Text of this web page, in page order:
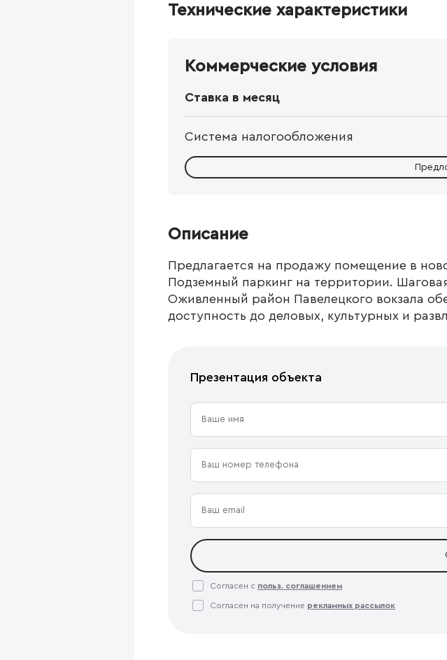
Технические характеристики
Коммерческие условия
Ставка в месяц
Система налогообложения
Описание
Предлагается на продажу помещение в
Подземный паркинг на территории.
Оживленный район Павелецкого вокзала
доступность до деловых, культурных и
Презентация объекта
Согласен с польз. соглашением
Согласен на получение рекламных рассылок